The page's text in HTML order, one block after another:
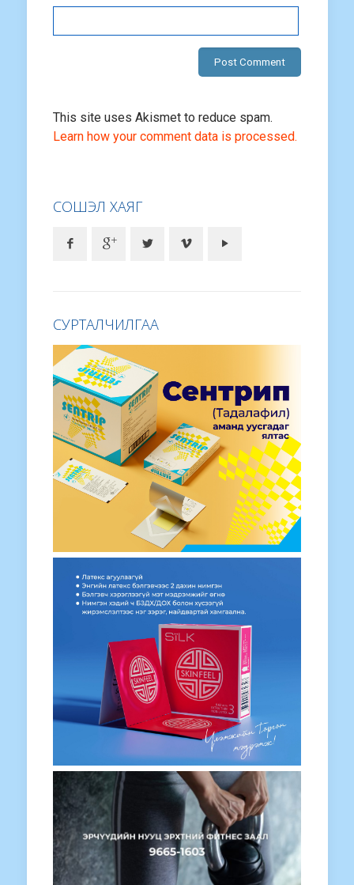
This site uses Akismet to reduce spam.
Learn how your comment data is processed.
СОШЭЛ ХАЯГ
СУРТАЛЧИЛГАА